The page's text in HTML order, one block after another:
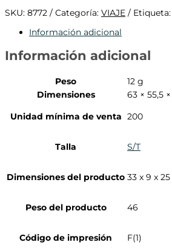
SKU: 8772 Categoría: VIAJE Etiqueta:
Información adicional
Información adicional
Peso
12 g
Dimensiones
63 × 55,5
Unidad mínima de venta 200
Talla S/T
Dimensiones del producto 33 x 9 x
Peso del producto 46
Código de impresión F(1)